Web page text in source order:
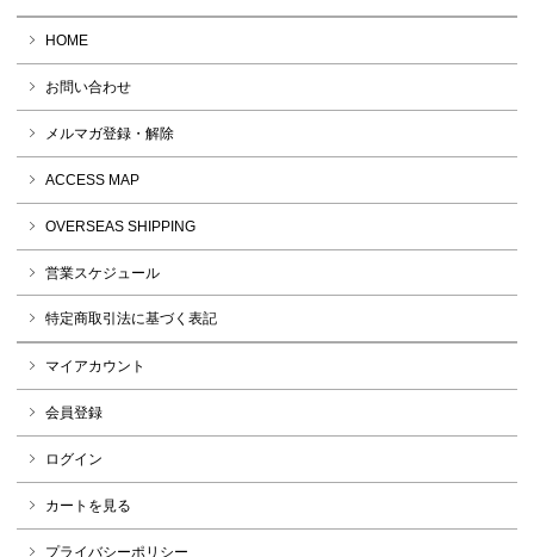
HOME
お問い合わせ
メルマガ登録・解除
ACCESS MAP
OVERSEAS SHIPPING
営業スケジュール
特定商取引法に基づく表記
マイアカウント
会員登録
ログイン
カートを見る
プライバシーポリシー